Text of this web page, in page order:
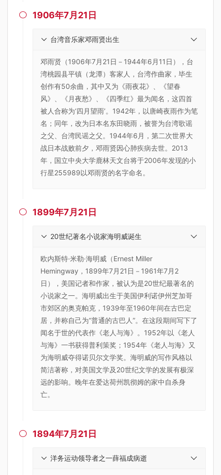
 1906年7月21日
台湾音乐家邓雨贤出生
邓雨贤（1906年7月21日－1944年6月11日），台
湾桃园县平镇（龙潭）客家人，台湾作曲家，毕生
创作有50余曲，其中又为《雨夜花》、《望春
风》、《月夜愁》、《四季红》最为闻名，这四首
被人合称为‘四月望雨’。1942年，以唐崎夜雨作为笔
名；同年，改为日本名东田晓雨，被誉为台湾歌谣
之父、台湾民谣之父。1944年6月，第二次世界大
战日本战败前夕，邓雨贤因心肺疾病去世。2013
年，国立中央大学鹿林天文台将于2006年发现的小
行星255989以邓雨贤的名字命名。
 1899年7月21日
20世纪著名小说家海明威诞生
欧内斯特·米勒·海明威（Ernest Miller
Hemingway，1899年7月21日－1961年7月2
日），美国记者和作家，被认为是20世纪最著名的
小说家之一。海明威出生于美国伊利诺伊州芝加哥
市郊区的奥克帕克，1939年至1960年间在古巴定
居，并称自己为“普通的古巴人”。在这段期间写下了
闻名于世的代表作《老人与海》。1952年以《老人
与海》一书获得普利策奖；1954年《老人与海》又
为海明威夺得诺贝尔文学奖。海明威的写作风格以
简洁著称，对美国文学及20世纪文学的发展有极深
远的影响。晚年在爱达荷州凯彻姆的家中自杀身
亡。
 1894年7月21日
洋务运动领导者之一薛福成病逝